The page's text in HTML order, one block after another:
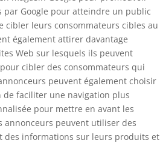
Google pour atteindre un public
cibler leurs consommateurs cibles au
également attirer davantage
Web sur lesquels ils peuvent
cibler des consommateurs qui
peuvent également choisir
de faciliter une navigation plus
pour mettre en avant les
annonceurs peuvent utiliser des
des informations sur leurs produits et